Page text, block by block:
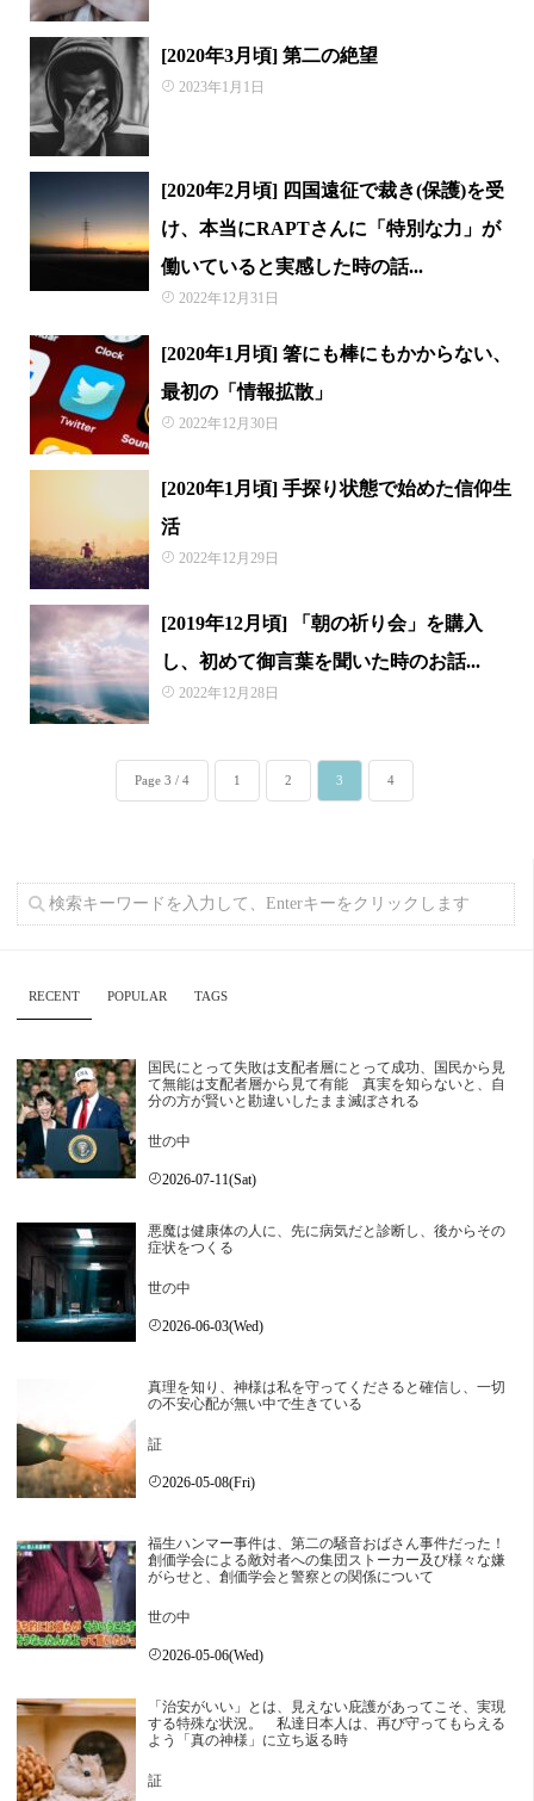
[2020年3月頃] 第二の絶望
2023年1月1日
[2020年2月頃] 四国遠征で裁き(保護)を受
け、本当にRAPTさんに「特別な力」が
働いていると実感した時の話...
2022年12月31日
[2020年1月頃] 箸にも棒にもかからない、
最初の「情報拡散」
2022年12月30日
[2020年1月頃] 手探り状態で始めた信仰生
活
2022年12月29日
[2019年12月頃] 「朝の祈り会」を購入
し、初めて御言葉を聞いた時のお話...
2022年12月28日
Page 3 / 4 1 2 3 4
RECENT POPULAR TAGS
国民にとって失敗は支配者層にとって成功、国民から見
て無能は支配者層から見て有能 真実を知らないと、自
分の方が賢いと勘違いしたまま滅ぼされる
世の中
2026-07-11(Sat)
悪魔は健康体の人に、先に病気だと診断し、後からその
症状をつくる
世の中
2026-06-03(Wed)
真理を知り、神様は私を守ってくださると確信し、一切
の不安心配が無い中で生きている
証
2026-05-08(Fri)
福生ハンマー事件は、第二の騒音おばさん事件だった！
創価学会による敵対者への集団ストーカー及び様々な嫌
がらせと、創価学会と警察との関係について
世の中
2026-05-06(Wed)
「治安がいい」とは、見えない庇護があってこそ、実現
する特殊な状況。 私達日本人は、再び守ってもらえる
よう「真の神様」に立ち返る時
証